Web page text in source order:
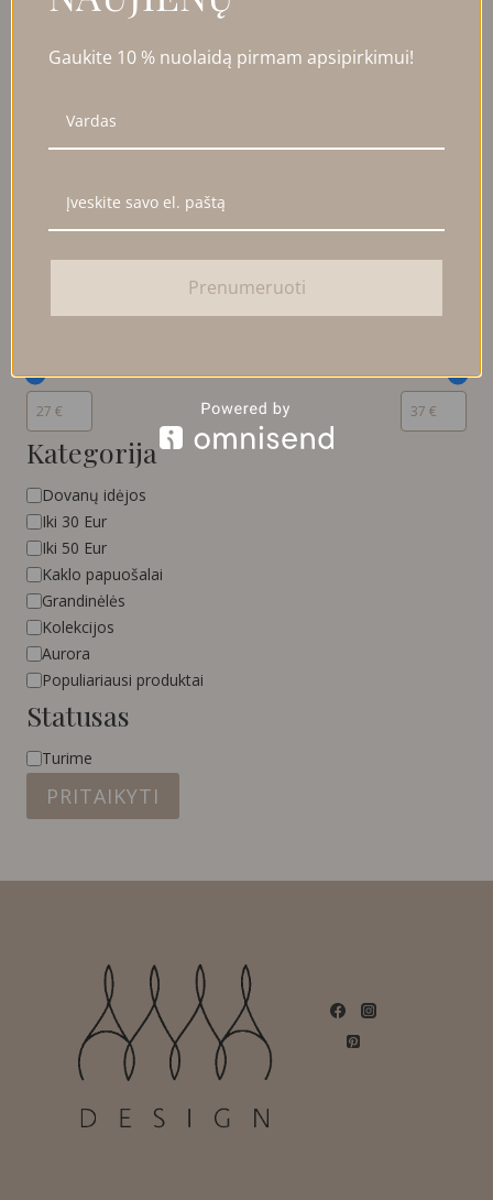
Į KREPŠELĮ
FILTRUOTI PRODUKTUS
Kaina
Kategorija
Kategorija
Dovanų idėjos
Iki 30 Eur
Iki 50 Eur
Kaklo papuošalai
Grandinėlės
Kolekcijos
Aurora
Populiariausi produktai
Statusas
Statusas
Turime
PRITAIKYTI
Gaukite 10 % nuolaidą pirmam apsipirkimui!
Prenumeruoti